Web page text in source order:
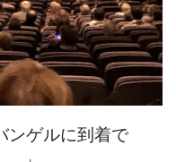
ンゲルに到着で